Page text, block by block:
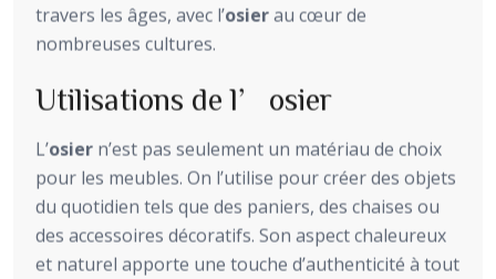
travers les âges, avec l’osierau cœur de
nombreuses cultures.
Utilisations de l’osier
L’osier n’est pas seulement un matériau de choix
pour les meubles. On l’utilise pour créer des objets
du quotidien tels que des paniers, des chaises ou
des accessoires décoratifs. Son aspect chaleureux
et naturel apporte une touche d’authenticité à tout